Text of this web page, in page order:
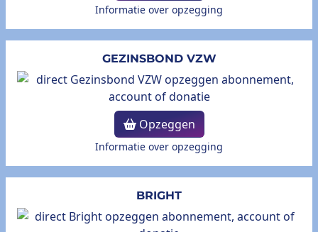
Informatie over opzegging
GEZINSBOND VZW
Opzeggen
Informatie over opzegging
BRIGHT